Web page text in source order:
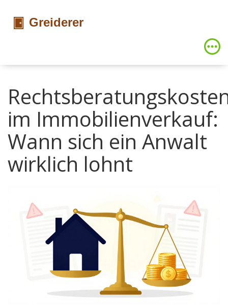
im Immobilienverkauf:
Wann sich ein Anwalt
wirklich lohnt